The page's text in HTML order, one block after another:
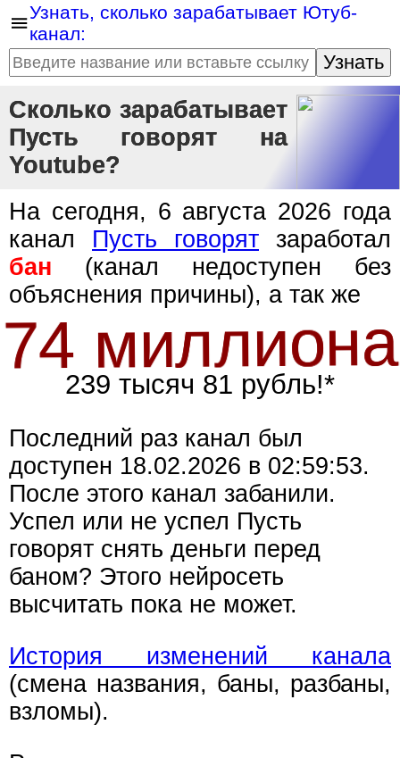
Узнать, сколько зарабатывает Ютуб-
канал:
Узнать
Сколько зарабатывает
Пусть говорят на
Youtube?
На сегодня, 6 августа 2026 года
канал Пусть говорят заработал
бан (канал недоступен без
объяснения причины), а так же
74 миллиона
239 тысяч 81 рубль!*
Последний раз канал был
доступен 18.02.2026 в 02:59:53.
После этого канал забанили.
Успел или не успел Пусть
говорят снять деньги перед
баном? Этого нейросеть
высчитать пока не может.
История изменений канала
(смена названия, баны, разбаны,
взломы).